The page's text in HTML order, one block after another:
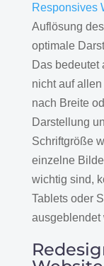
Responsives
Auflösung
optimale
Das bedeutet
nicht auf
nach Breite
Darstellung
Schriftgröße
einzelne
wichtig sind,
Tablets oder
ausgeblendet